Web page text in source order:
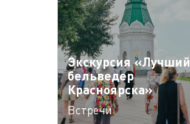
Экскурсия «Лучший
бельведер
Красноярска»
Встречи